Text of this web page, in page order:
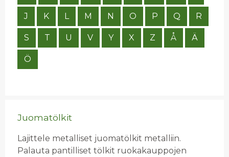
J K L M N O P Q R
S T U V Y X Z Å Ä
Ö
Juomatölkit
Lajittele metalliset juomatölkit metalliin.
Palauta pantilliset tölkit ruokakauppojen